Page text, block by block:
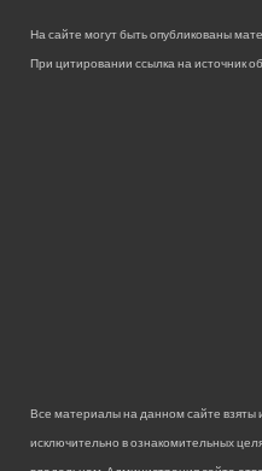
На сайте могут быть опубликованы
При цитировании ссылка на источник
Все материалы на данном сайте взяты
исключительно в ознакомительных